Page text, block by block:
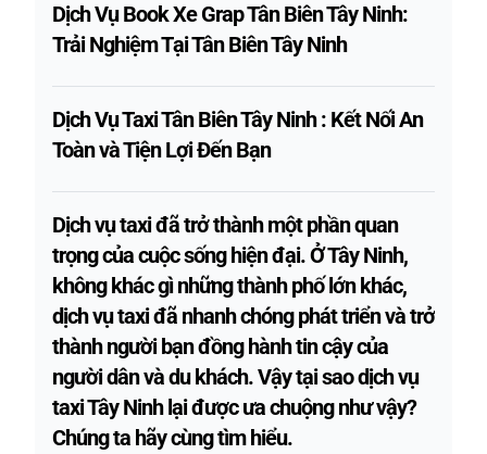
Dịch Vụ Book Xe Grap Tân Biên Tây Ninh:
Trải Nghiệm Tại Tân Biên Tây Ninh
Dịch Vụ Taxi Tân Biên Tây Ninh : Kết Nối An
Toàn và Tiện Lợi Đến Bạn
Dịch vụ taxi đã trở thành một phần quan
trọng của cuộc sống hiện đại. Ở Tây Ninh,
không khác gì những thành phố lớn khác,
dịch vụ taxi đã nhanh chóng phát triển và trở
thành người bạn đồng hành tin cậy của
người dân và du khách. Vậy tại sao dịch vụ
taxi Tây Ninh lại được ưa chuộng như vậy?
Chúng ta hãy cùng tìm hiểu.